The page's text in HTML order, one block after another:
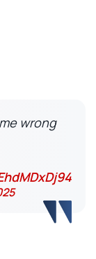
wrong